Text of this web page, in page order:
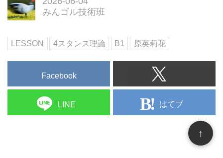
みんゴル技術班
LESSON 4スタンス理論 B1 原英莉花
Facebook
LINE はてブ
↑